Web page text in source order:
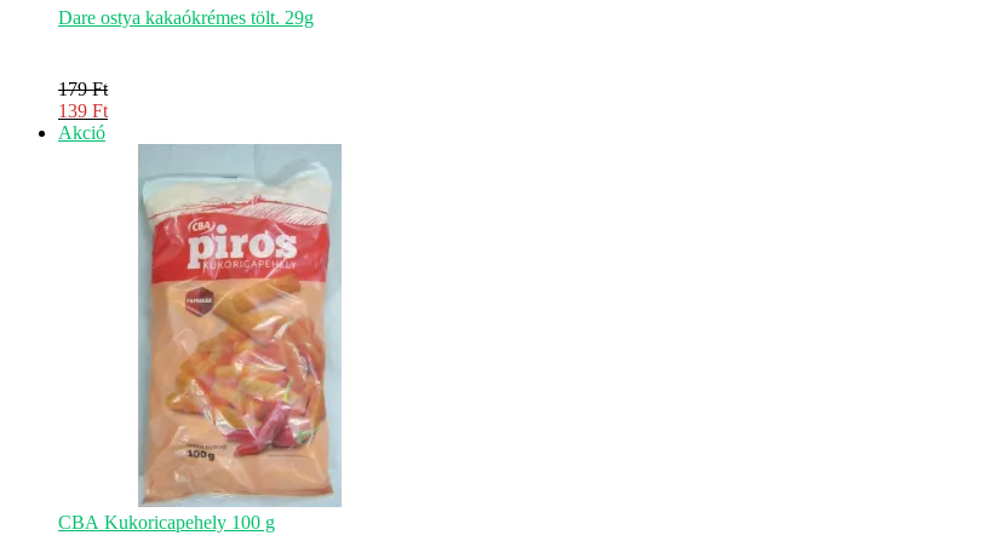
Dare ostya kakaókrémes tölt. 29g
179Ft
Original
price
139 Ft
Current
AkcióAkciós
CBA Kukoricapehely 100 g